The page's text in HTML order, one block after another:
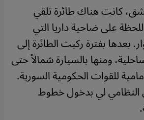
كانت هناك طائرة تلقي
على ضاحية داريا التي
بعدها بفترة ركبت الطائرة إلى
ومنها بالسيارة شمالاً حتى
للقوات الحكومية السورية.
لي بدخول خطوط